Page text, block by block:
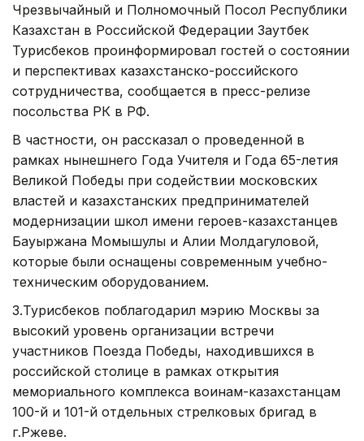
Чрезвычайный и Полномочный Посол Республики
Казахстан в Российской Федерации Заутбек
Турисбеков проинформировал гостей о состоянии
и перспективах казахстанско-российского
сотрудничества, сообщается в пресс-релизе
посольства РК в РФ.
В частности, он рассказал о проведенной в
рамках нынешнего Года Учителя и Года 65-летия
Великой Победы при содействии московских
властей и казахстанских предпринимателей
модернизации школ имени героев-казахстанцев
Бауыржана Момышулы и Алии Молдагуловой,
которые были оснащены современным учебно-
техническим оборудованием.
З.Турисбеков поблагодарил мэрию Москвы за
высокий уровень организации встречи
участников Поезда Победы, находившихся в
российской столице в рамках открытия
мемориального комплекса воинам-казахстанцам
100-й и 101-й отдельных стрелковых бригад в
г.Ржеве.